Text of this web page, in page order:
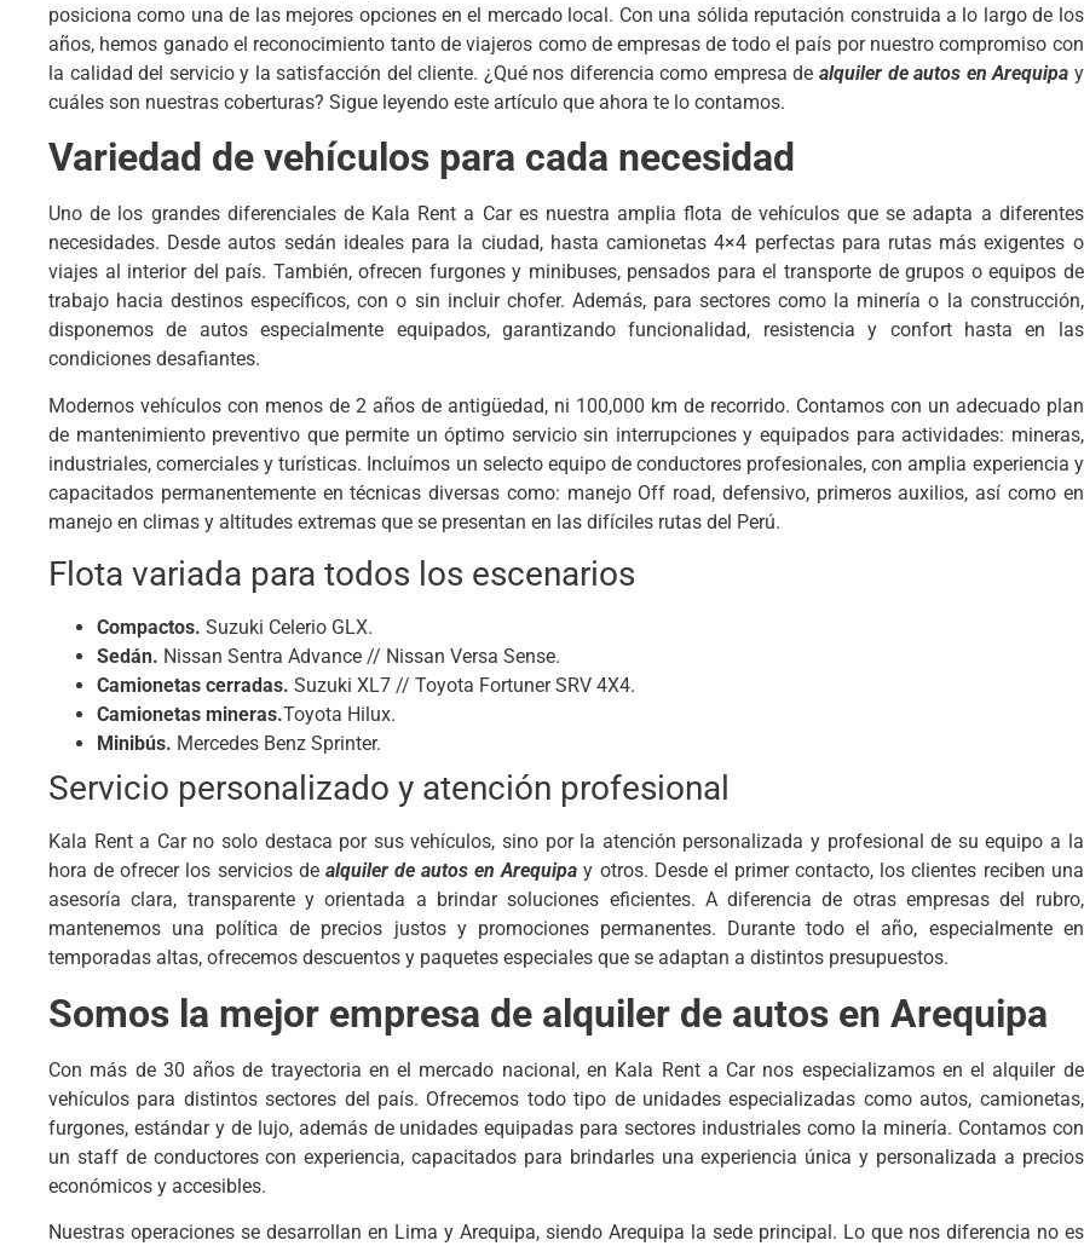
posiciona como una de las mejores opciones en el mercado local. Con una sólida reputación construida a lo largo de los
años, hemos ganado el reconocimiento tanto de viajeros como de empresas de todo el país por nuestro compromiso con
la calidad del servicio y la satisfacción del cliente. ¿Qué nos diferencia como empresa dealquiler de autos en Arequipa y
cuáles son nuestras coberturas? Sigue leyendo este artículo que ahora te lo contamos.
Variedad de vehículos para cada necesidad
Uno de los grandes diferenciales de Kala Rent a Car es nuestra amplia flota de vehículos que se adapta a diferentes
necesidades. Desde autos sedán ideales para la ciudad, hasta camionetas 4×4 perfectas para rutas más exigentes o
viajes al interior del país. También, ofrecen furgones y minibuses, pensados para el transporte de grupos o equipos de
trabajo hacia destinos específicos, con o sin incluir chofer. Además, para sectores como la minería o la construcción,
disponemos de autos especialmente equipados, garantizando funcionalidad, resistencia y confort hasta en las
condiciones desafiantes.
Modernos vehículos con menos de 2 años de antigüedad, ni 100,000 km de recorrido. Contamos con un adecuado plan
de mantenimiento preventivo que permite un óptimo servicio sin interrupciones y equipados para actividades: mineras,
industriales, comerciales y turísticas. Incluímos un selecto equipo de conductores profesionales, con amplia experiencia y
capacitados permanentemente en técnicas diversas como: manejo Off road, defensivo, primeros auxilios, así como en
manejo en climas y altitudes extremas que se presentan en las difíciles rutas del Perú.
Flota variada para todos los escenarios
Compactos. Suzuki Celerio GLX.
Sedán. Nissan Sentra Advance // Nissan Versa Sense.
Camionetas cerradas. Suzuki XL7 // Toyota Fortuner SRV 4X4.
Camionetas mineras.Toyota Hilux.
Minibús. Mercedes Benz Sprinter.
Servicio personalizado y atención profesional
Kala Rent a Car no solo destaca por sus vehículos, sino por la atención personalizada y profesional de su equipo a la
hora de ofrecer los servicios de alquiler de autos en Arequipay otros. Desde el primer contacto, los clientes reciben una
asesoría clara, transparente y orientada a brindar soluciones eficientes. A diferencia de otras empresas del rubro,
mantenemos una política de precios justos y promociones permanentes. Durante todo el año, especialmente en
temporadas altas, ofrecemos descuentos y paquetes especiales que se adaptan a distintos presupuestos.
Somos la mejor empresa de alquiler de autos en Arequipa
Con más de 30 años de trayectoria en el mercado nacional, en Kala Rent a Car nos especializamos en el alquiler de
vehículos para distintos sectores del país. Ofrecemos todo tipo de unidades especializadas como autos, camionetas,
furgones, estándar y de lujo, además de unidades equipadas para sectores industriales como la minería. Contamos con
un staff de conductores con experiencia, capacitados para brindarles una experiencia única y personalizada a precios
económicos y accesibles.
Nuestras operaciones se desarrollan en Lima y Arequipa, siendo Arequipa la sede principal. Lo que nos diferencia no es